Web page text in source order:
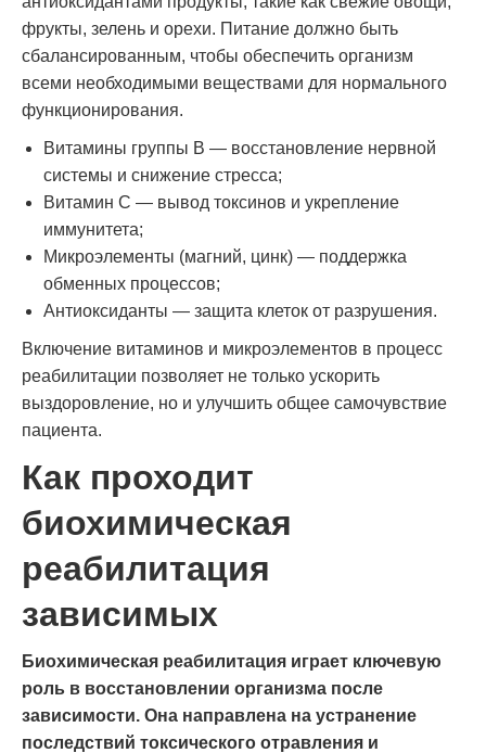
фрукты, зелень и орехи. Питание должно быть
сбалансированным, чтобы обеспечить организм
всеми необходимыми веществами для нормального
функционирования.
Витамины группы В — восстановление нервной
системы и снижение стресса;
Витамин С — вывод токсинов и укрепление
иммунитета;
Микроэлементы (магний, цинк) — поддержка
обменных процессов;
Антиоксиданты — защита клеток от разрушения.
Включение витаминов и микроэлементов в процесс
реабилитации позволяет не только ускорить
выздоровление, но и улучшить общее самочувствие
пациента.
Как проходит
биохимическая
реабилитация
зависимых
Биохимическая реабилитация играет ключевую
роль в восстановлении организма после
зависимости. Она направлена на устранение
последствий токсического отравления и